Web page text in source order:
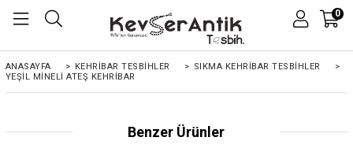
0
ANASAYFA > KEHRIBAR TESBIHLER > SIKMA KEHRİBAR TESBİHLER
>
YEŞIL MINELI ATEŞ KEHRIBAR
Benzer Ürünler